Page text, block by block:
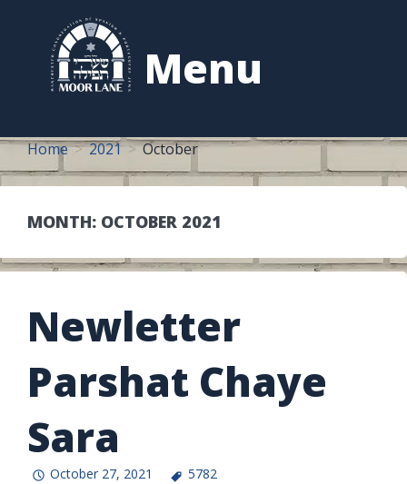
Menu
content
Home 2021 October
MONTH: OCTOBER 2021
Newletter
Parshat Chaye
Sara
October 27, 2021 5782